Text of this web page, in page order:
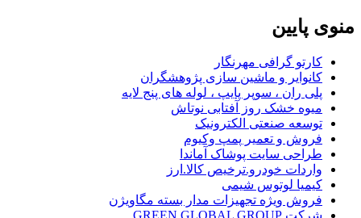
منوی پایین
کارتو گرافی مهرنگار
کانوایر و ماشین سازی پژوهشگران
پلی ران ، سوپر پایپ ، لوله های پنج لایه
میوه خشک روز آفتابی نوتاش
توسعه صنعتی الکترونیک
فروش و تعمیر پمپ وکیوم
طراحی سایت پوشاک آماندا
واردات خودرو.ترخیص کالا.ارز
کیمیا لوتوس شیمی
فروش ویژه تجهیزات مدار بسته مگاویژن